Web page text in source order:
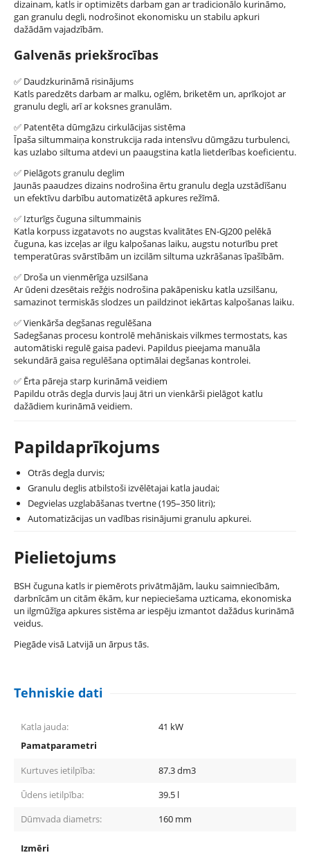
dizainam, katls ir optimizēts darbam gan ar tradicionālo kurināmo,
gan granulu degli, nodrošinot ekonomisku un stabilu apkuri
dažādām vajadzībām.
Galvenās priekšrocības
✅ Daudzkurināmā risinājums
Katls paredzēts darbam ar malku, oglēm, briketēm un, aprīkojot ar
granulu degli, arī ar koksnes granulām.
✅ Patentēta dūmgāzu cirkulācijas sistēma
Īpaša siltummaiņa konstrukcija rada intensīvu dūmgāzu turbulenci,
kas uzlabo siltuma atdevi un paaugstina katla lietderības koeficientu.
✅ Pielāgots granulu deglim
Jaunās paaudzes dizains nodrošina ērtu granulu degļa uzstādīšanu
un efektīvu darbību automatizētā apkures režīmā.
✅ Izturīgs čuguna siltummainis
Katla korpuss izgatavots no augstas kvalitātes EN-GJ200 pelēkā
čuguna, kas izceļas ar ilgu kalpošanas laiku, augstu noturību pret
temperatūras svārstībām un izcilām siltuma uzkrāšanas īpašībām.
✅ Droša un vienmērīga uzsilšana
Ar ūdeni dzesētais režģis nodrošina pakāpenisku katla uzsilšanu,
samazinot termiskās slodzes un paildzinot iekārtas kalpošanas laiku.
✅Vienkārša degšanas regulēšana
Sadegšanas procesu kontrolē mehāniskais vilkmes termostats, kas
automātiski regulē gaisa padevi. Papildus pieejama manuāla
sekundārā gaisa regulēšana optimālai degšanas kontrolei.
✅ Ērta pāreja starp kurināmā veidiem
Papildu otrās degļa durvis ļauj ātri un vienkārši pielāgot katlu
dažādiem kurināmā veidiem.
Papildaprīkojums
Otrās degļa durvis;
Granulu deglis atbilstoši izvēlētajai katla jaudai;
Degvielas uzglabāšanas tvertne (195–350 litri);
Automatizācijas un vadības risinājumi granulu apkurei.
Pielietojums
BSH čuguna katls ir piemērots privātmājām, lauku saimniecībām,
darbnīcām un citām ēkām, kur nepieciešama uzticama, ekonomiska
un ilgmūžīga apkures sistēma ar iespēju izmantot dažādus kurināmā
veidus.
Piegāde visā Latvijā un ārpus tās.
Tehniskie dati
Katla jauda: 41 kW
Pamatparametri
Kurtuves ietilpība:
87.3dm3
Ūdens ietilpība:
39.5 l
Dūmvada diametrs:
160 mm
Izmēri